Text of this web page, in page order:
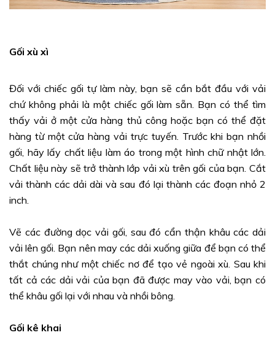
Gối xù xì
Đối với chiếc gối tự làm này, bạn sẽ cần bắt đầu với vải
chứ không phải là một chiếc gối làm sẵn. Bạn có thể tìm
thấy vải ở một cửa hàng thủ công hoặc bạn có thể đặt
hàng từ một cửa hàng vải trực tuyến. Trước khi bạn nhồi
gối, hãy lấy chất liệu làm áo trong một hình chữ nhật lớn.
Chất liệu này sẽ trở thành lớp vải xù trên gối của bạn. Cắt
vải thành các dải dài và sau đó lại thành các đoạn nhỏ 2
inch.
Vẽ các đường dọc vải gối, sau đó cẩn thận khâu các dải
vải lên gối. Bạn nên may các dải xuống giữa để bạn có thể
thắt chúng như một chiếc nơ để tạo vẻ ngoài xù. Sau khi
tất cả các dải vải của bạn đã được may vào vải, bạn có
thể khâu gối lại với nhau và nhồi bông.
Gối kê khai